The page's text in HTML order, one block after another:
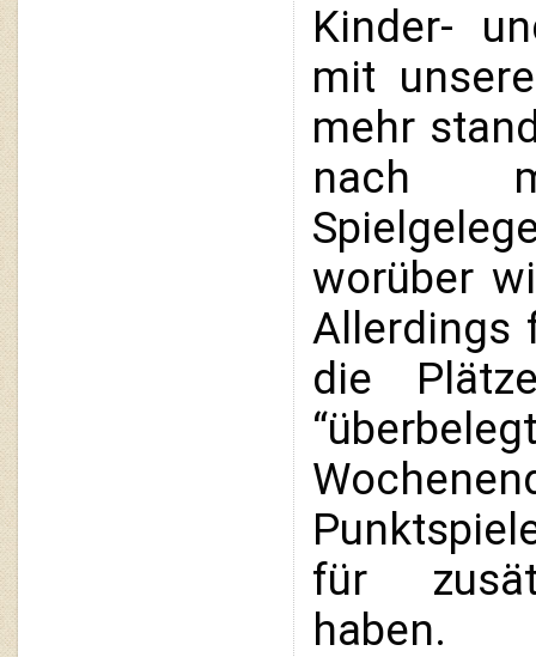
Kinder-
mit
mehr
nach
worüber
Allerdings
die
für
haben.